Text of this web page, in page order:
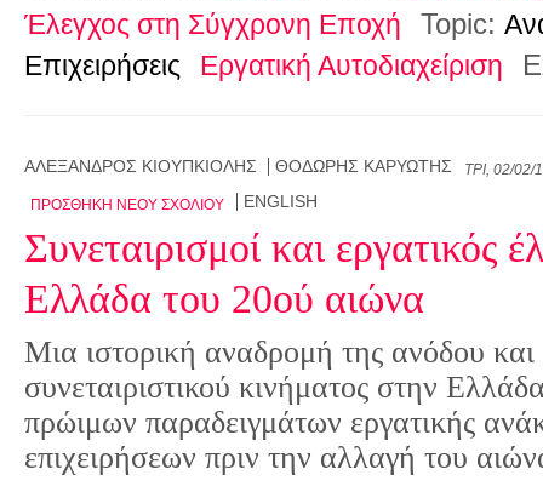
Έλεγχος στη Σύγχρονη Εποχή
Topic:
Επιχειρήσεις
Εργατική Αυτοδιαχείριση
ΑΛΈΞΑΝΔΡΟΣ ΚΙΟΥΠΚΙΟΛΉΣ ΘΟΔΩΡΉΣ ΚΑΡΥΏΤΗΣ ΤΡΊ, 02/02/
ΠΡΟΣΘΉΚΗ ΝΈΟΥ ΣΧΟΛΊΟΥ ENGLISH
Συνεταιρισμοί και εργατικός
Ελλάδα του 20ού αιώνα
Μια ιστορική αναδρομή της ανόδου
συνεταιριστικού κινήματος στην
πρώιμων παραδειγμάτων εργατικής
επιχειρήσεων πριν την αλλαγή του